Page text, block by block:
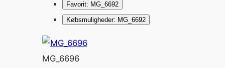
Favorit: MG_6692
Købsmuligheder: MG_6692
MG_6696